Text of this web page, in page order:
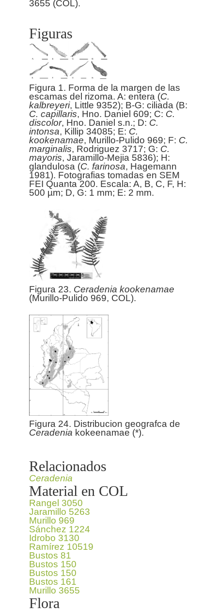
Figuras
Figura 1. Forma de la margen de las
escamas del rizoma. A: entera (C.
kalbreyeri, Little 9352); B-G: ciliada (B:
C. capillaris, Hno. Daniel 609; C: C.
discolor, Hno. Daniel s.n.; D: C.
intonsa, Killip 34085; E: C.
kookenamae, Murillo-Pulido 969; F: C.
marginalis, Rodriguez 3717; G: C.
mayoris, Jaramillo-Mejia 5836); H:
glandulosa (C. farinosa, Hagemann
1981). Fotografias tomadas en SEM
FEI Quanta 200. Escala: A, B, C, F, H:
500 µm; D, G: 1 mm; E: 2 mm.
Figura 23. Ceradenia kookenamae
(Murillo-Pulido 969, COL).
Figura 24. Distribucion geografca de
Ceradenia kokeenamae (*).
Relacionados
Ceradenia
Material en COL
Rangel 3050
Jaramillo 5263
Murillo 969
Sánchez 1224
Idrobo 3130
Ramírez 10519
Bustos 81
Bustos 150
Bustos 150
Bustos 161
Murillo 3655
Flora